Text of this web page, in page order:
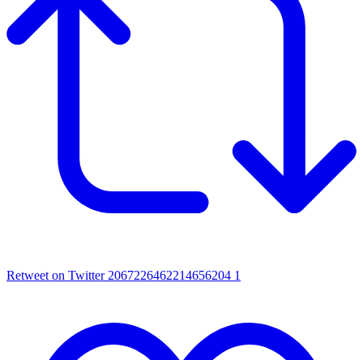
Retweet on Twitter 2067226462214656204 1